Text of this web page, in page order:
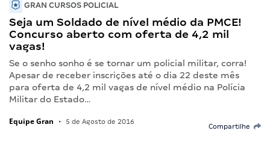
GRAN CURSOS POLICIAL
Seja um Soldado de nível médio da PMCE!
Concurso aberto com oferta de 4,2 mil
vagas!
Se o senho sonho é se tornar um policial militar, corra!
Apesar de receber inscrições até o dia 22 deste mês
para oferta de 4,2 mil vagas de nível médio na Polícia
Militar do Estado…
Equipe Gran • 5 de Agosto de 2016
Compartilhe